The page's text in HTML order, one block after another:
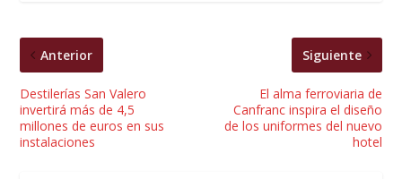
Anterior
Destilerías San Valero
invertirá más de 4,5
millones de euros en sus
instalaciones
Siguiente
El alma ferroviaria de
Canfranc inspira el diseño
de los uniformes del nuevo
hotel